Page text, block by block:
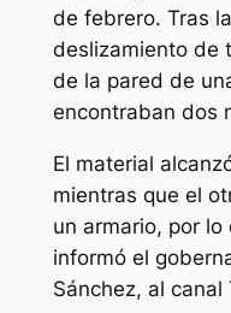
de febrero. Tras
deslizamiento de
de la pared de
encontraban dos
El material
mientras que el
un armario, por
informó el
Sánchez, al canal